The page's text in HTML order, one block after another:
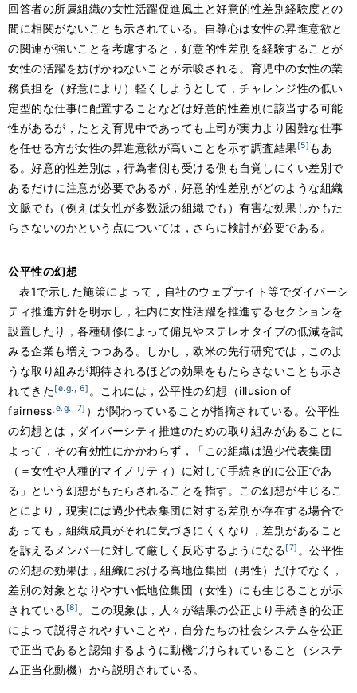
回答者の所属組織の女性活躍促進風土と好意的性差別経験度との
間に相関がないことも示されている。自尊心は女性の昇進意欲と
の関連が強いことを考慮すると，好意的性差別を経験することが
女性の活躍を妨げかねないことが示唆される。育児中の女性の業
務負担を（好意により）軽くしようとして，チャレンジ性の低い
定型的な仕事に配置することなどは好意的性差別に該当する可能
性があるが，たとえ育児中であっても上司が実力より困難な仕事
を任せる方が女性の昇進意欲が高いことを示す調査結果[5] もあ
る。好意的性差別は，行為者側も受ける側も自覚しにくい差別で
あるだけに注意が必要であるが，好意的性差別がどのような組織
文脈でも（例えば女性が多数派の組織でも）有害な効果しかもた
らさないのかという点については，さらに検討が必要である。
公平性の幻想
表1で示した施策によって，自社のウェブサイト等でダイバーシ
ティ推進方針を明示し，社内に女性活躍を推進するセクションを
設置したり，各種研修によって偏見やステレオタイプの低減を試
みる企業も増えつつある。しかし，欧米の先行研究では，このよ
うな取り組みが期待されるほどの効果をもたらさないことも示さ
れてきた[e.g., 6] 。これには，公平性の幻想（illusion of
fairness[e.g., 7] ）が関わっていることが指摘されている。公平性
の幻想とは，ダイバーシティ推進のための取り組みがあることに
よって，その有効性にかかわらず，「この組織は過少代表集団
（＝女性や人種的マイノリティ）に対して手続き的に公正であ
る」という幻想がもたらされることを指す。この幻想が生じるこ
とにより，現実には過少代表集団に対する差別が存在する場合で
あっても，組織成員がそれに気づきにくくなり，差別があること
を訴えるメンバーに対して厳しく反応するようになる[7] 。公平性
の幻想の効果は，組織における高地位集団（男性）だけでなく，
差別の対象となりやすい低地位集団（女性）にも生じることが示
されている [8] 。この現象は，人々が結果の公正より手続き的公正
によって説得されやすいことや，自分たちの社会システムを公正
で正当であると認知するように動機づけられていること（システ
ム正当化動機）から説明されている。